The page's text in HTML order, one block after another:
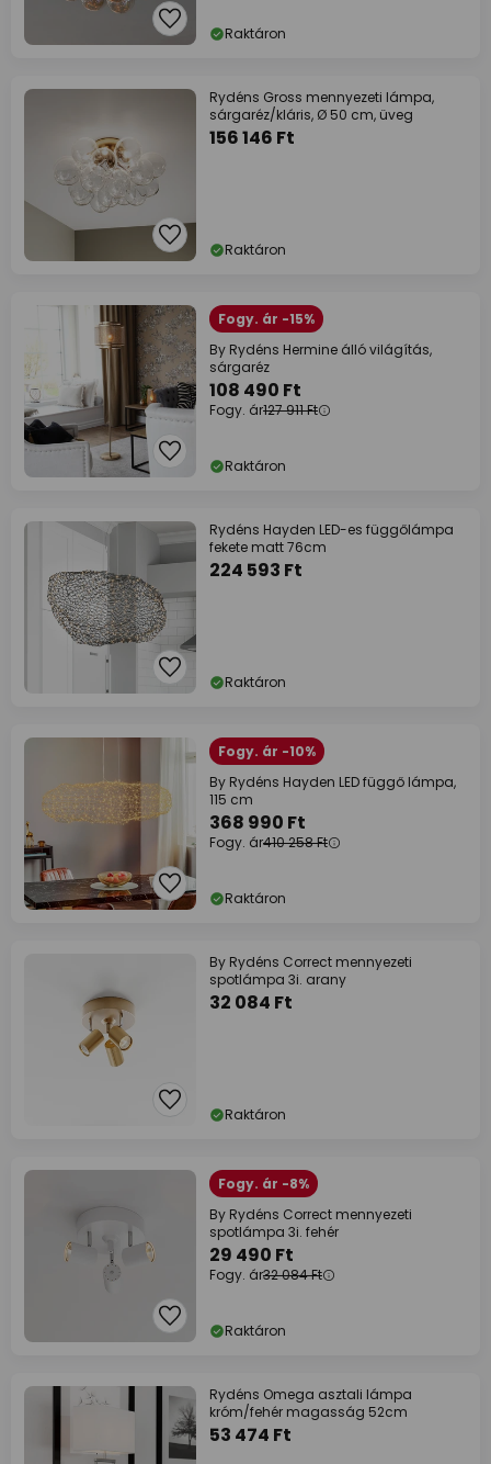
Raktáron
Rydéns Gross mennyezeti lámpa,
sárgaréz/kláris, Ø 50 cm, üveg
156 146 Ft
Raktáron
Fogy. ár -15%
By Rydéns Hermine álló világítás,
sárgaréz
108 490 Ft
Fogy. ár127 911 Ft
Raktáron
Rydéns Hayden LED-es függőlámpa
fekete matt 76cm
224 593 Ft
Raktáron
Fogy. ár -10%
By Rydéns Hayden LED függő lámpa,
115 cm
368 990 Ft
Fogy. ár410 258 Ft
Raktáron
By Rydéns Correct mennyezeti
spotlámpa 3i. arany
32 084 Ft
Raktáron
Fogy. ár -8%
By Rydéns Correct mennyezeti
spotlámpa 3i. fehér
29 490 Ft
Fogy. ár32 084 Ft
Raktáron
Rydéns Omega asztali lámpa
króm/fehér magasság 52cm
53 474 Ft